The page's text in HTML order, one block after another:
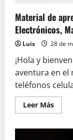
Material de
Electrónicos,
Luis 28 de
¡Hola y
aventura en el
teléfonos
Leer MásLeer
más